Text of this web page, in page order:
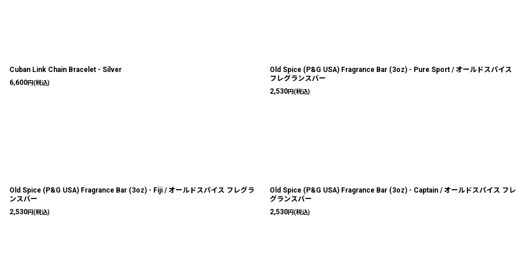
Cuban Link Chain Bracelet - Silver
6,600円(税込)
Old Spice (P&G USA) Fragrance Bar (3oz) - Pure Sport / オールドスパイス
フレグランスバー
2,530円(税込)
Old Spice (P&G USA) Fragrance Bar (3oz) - Fiji / オールドスパイス フレグラ
ンスバー
2,530円(税込)
Old Spice (P&G USA) Fragrance Bar (3oz) - Captain / オールドスパイス フレ
グランスバー
2,530円(税込)